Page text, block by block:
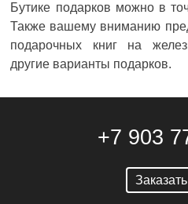
Бутике подарков можно в
Также вашему вниманию
подарочных книг на
другие варианты подарков.
+7 903